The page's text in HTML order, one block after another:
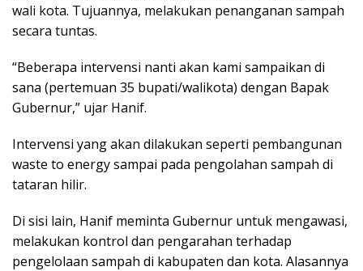
wali kota. Tujuannya, melakukan penanganan sampah
secara tuntas.
“Beberapa intervensi nanti akan kami sampaikan di
sana (pertemuan 35 bupati/walikota) dengan Bapak
Gubernur,” ujar Hanif.
Intervensi yang akan dilakukan seperti pembangunan
waste to energy sampai pada pengolahan sampah di
tataran hilir.
Di sisi lain, Hanif meminta Gubernur untuk mengawasi,
melakukan kontrol dan pengarahan terhadap
pengelolaan sampah di kabupaten dan kota. Alasannya